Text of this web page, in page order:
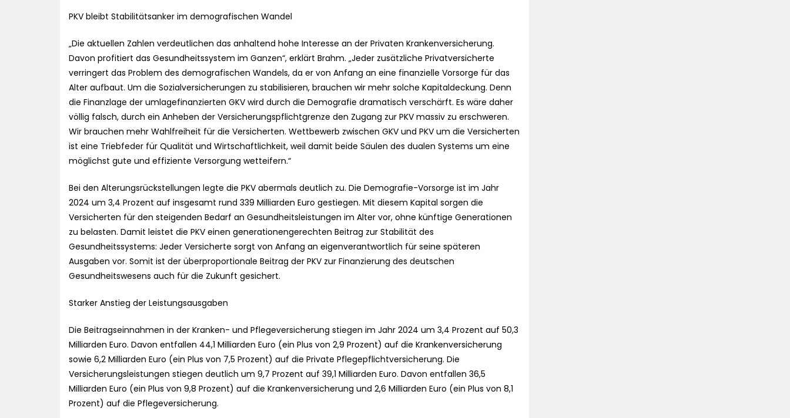
PKV bleibt Stabilitätsanker im demografischen Wandel
„Die aktuellen Zahlen verdeutlichen das anhaltend hohe Interesse an der Privaten Krankenversicherung.
Davon profitiert das Gesundheitssystem im Ganzen“, erklärt Brahm. „Jeder zusätzliche Privatversicherte
verringert das Problem des demografischen Wandels, da er von Anfang an eine finanzielle Vorsorge für das
Alter aufbaut. Um die Sozialversicherungen zu stabilisieren, brauchen wir mehr solche Kapitaldeckung. Denn
die Finanzlage der umlagefinanzierten GKV wird durch die Demografie dramatisch verschärft. Es wäre daher
völlig falsch, durch ein Anheben der Versicherungspflichtgrenze den Zugang zur PKV massiv zu erschweren.
Wir brauchen mehr Wahlfreiheit für die Versicherten. Wettbewerb zwischen GKV und PKV um die Versicherten
ist eine Triebfeder für Qualität und Wirtschaftlichkeit, weil damit beide Säulen des dualen Systems um eine
möglichst gute und effiziente Versorgung wetteifern.“
Bei den Alterungsrückstellungen legte die PKV abermals deutlich zu. Die Demografie-Vorsorge ist im Jahr
2024 um 3,4 Prozent auf insgesamt rund 339 Milliarden Euro gestiegen. Mit diesem Kapital sorgen die
Versicherten für den steigenden Bedarf an Gesundheitsleistungen im Alter vor, ohne künftige Generationen
zu belasten. Damit leistet die PKV einen generationengerechten Beitrag zur Stabilität des
Gesundheitssystems: Jeder Versicherte sorgt von Anfang an eigenverantwortlich für seine späteren
Ausgaben vor. Somit ist der überproportionale Beitrag der PKV zur Finanzierung des deutschen
Gesundheitswesens auch für die Zukunft gesichert.
Starker Anstieg der Leistungsausgaben
Die Beitragseinnahmen in der Kranken- und Pflegeversicherung stiegen im Jahr 2024 um 3,4 Prozent auf 50,3
Milliarden Euro. Davon entfallen 44,1 Milliarden Euro (ein Plus von 2,9 Prozent) auf die Krankenversicherung
sowie 6,2 Milliarden Euro (ein Plus von 7,5 Prozent) auf die Private Pflegepflichtversicherung. Die
Versicherungsleistungen stiegen deutlich um 9,7 Prozent auf 39,1 Milliarden Euro. Davon entfallen 36,5
Milliarden Euro (ein Plus von 9,8 Prozent) auf die Krankenversicherung und 2,6 Milliarden Euro (ein Plus von 8,1
Prozent) auf die Pflegeversicherung.